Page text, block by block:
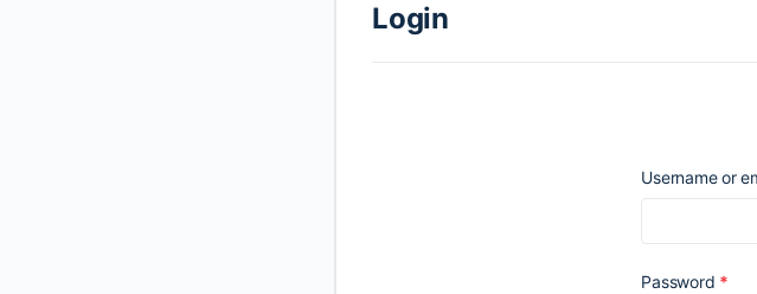
Login
Username or
Password *